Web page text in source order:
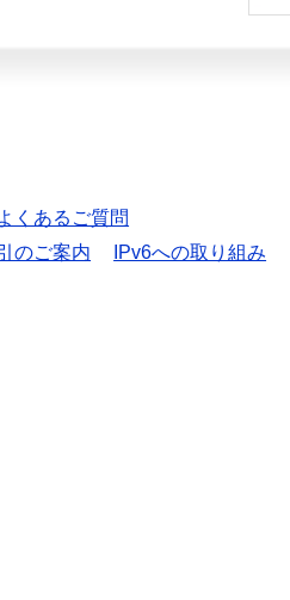
くあるご質問
のご案内
IPv6への取り組み